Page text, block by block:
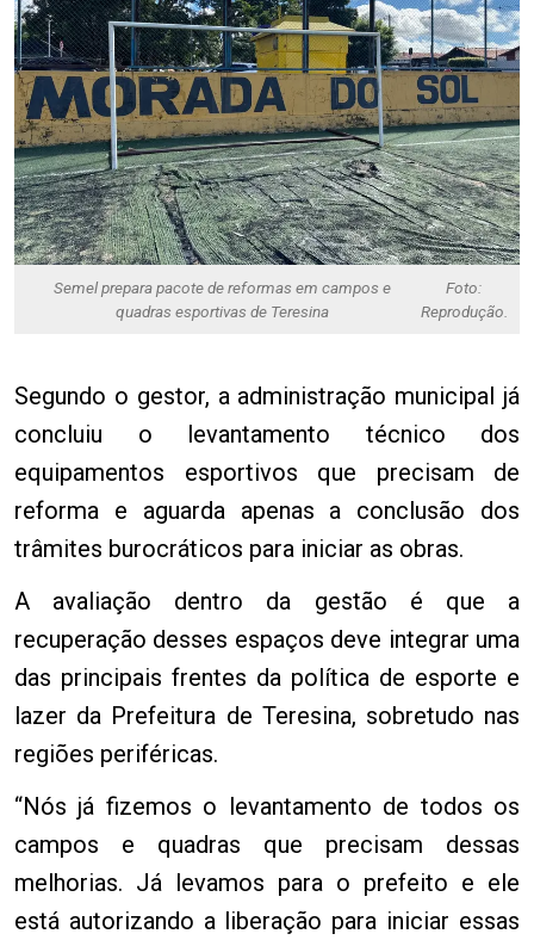
Semel prepara pacote de reformas em campos e
quadras esportivas de Teresina
Foto:
Reprodução.
Segundo o gestor, a administração municipal já
concluiu o levantamento técnico dos
equipamentos esportivos que precisam de
reforma e aguarda apenas a conclusão dos
trâmites burocráticos para iniciar as obras.
A avaliação dentro da gestão é que a
recuperação desses espaços deve integrar uma
das principais frentes da política de esporte e
lazer da Prefeitura de Teresina, sobretudo nas
regiões periféricas.
“Nós já fizemos o levantamento de todos os
campos e quadras que precisam dessas
melhorias. Já levamos para o prefeito e ele
está autorizando a liberação para iniciar essas